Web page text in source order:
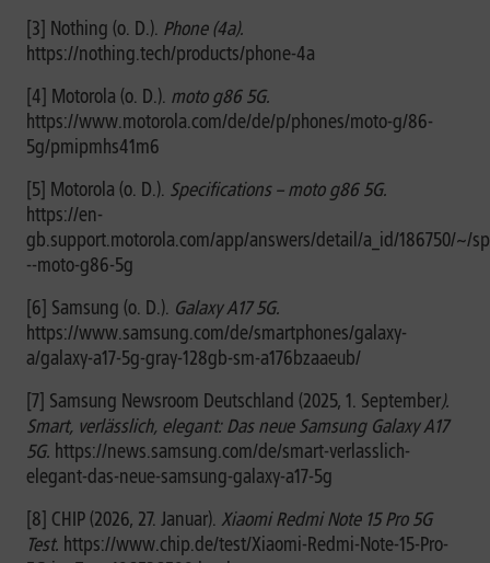
[3] Nothing (o. D.). Phone (4a).
https://nothing.tech/products/phone-4a
[4] Motorola (o. D.). moto g86 5G.
https://www.motorola.com/de/de/p/phones/moto-g/86-
5g/pmipmhs41m6
[5] Motorola (o. D.). Specifications – moto g86 5G.
https://en-
gb.support.motorola.com/app/answers/detail/a_id/186750/~/
--moto-g86-5g
[6] Samsung (o. D.). Galaxy A17 5G.
https://www.samsung.com/de/smartphones/galaxy-
a/galaxy-a17-5g-gray-128gb-sm-a176bzaaeub/
[7] Samsung Newsroom Deutschland (2025, 1. September).
Smart, verlässlich, elegant: Das neue Samsung Galaxy A17
5G. https://news.samsung.com/de/smart-verlasslich-
elegant-das-neue-samsung-galaxy-a17-5g
[8] CHIP (2026, 27. Januar). Xiaomi Redmi Note 15 Pro 5G
Test. https://www.chip.de/test/Xiaomi-Redmi-Note-15-Pro-